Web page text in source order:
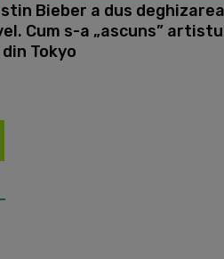
Bieber a dus
Cum s-a „ascuns”
Tokyo